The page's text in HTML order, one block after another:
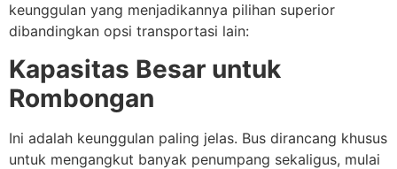
keunggulan yang menjadikannya pilihan superior
dibandingkan opsi transportasi lain:
Kapasitas Besar untuk
Rombongan
Ini adalah keunggulan paling jelas. Bus dirancang khusus
untuk mengangkut banyak penumpang sekaligus, mulai